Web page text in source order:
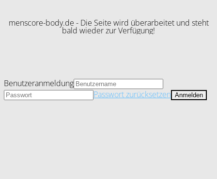
menscore-body.de - Die Seite wird überarbeitet und steht
bald wieder zur Verfügung!
Benutzeranmeldung
Passwort zurücksetzen